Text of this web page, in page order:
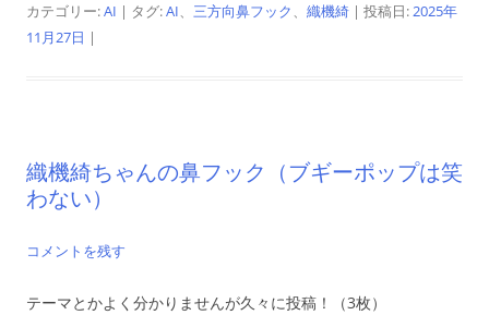
カテゴリー:AI | タグ:AI、 三方向鼻フック、 織機綺 | 投稿日:2025年
11月27日 |
織機綺ちゃんの鼻フック（ブギーポップは笑
わない）
コメントを残す
テーマとかよく分かりませんが久々に投稿！（3枚）